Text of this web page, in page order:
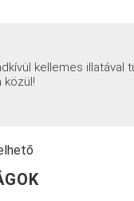
kellemes illatával
közül!